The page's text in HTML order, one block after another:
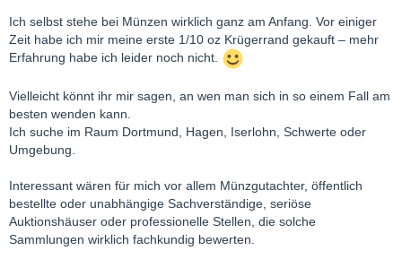
Ich selbst stehe bei Münzen wirklich ganz am Anfang. Vor einiger
Zeit habe ich mir meine erste 1/10 oz Krügerrand gekauft – mehr
Erfahrung habe ich leider noch nicht.
Vielleicht könnt ihr mir sagen, an wen man sich in so einem Fall am
besten wenden kann.
Ich suche im Raum Dortmund, Hagen, Iserlohn, Schwerte oder
Umgebung.
Interessant wären für mich vor allem Münzgutachter, öffentlich
bestellte oder unabhängige Sachverständige, seriöse
Auktionshäuser oder professionelle Stellen, die solche
Sammlungen wirklich fachkundig bewerten.